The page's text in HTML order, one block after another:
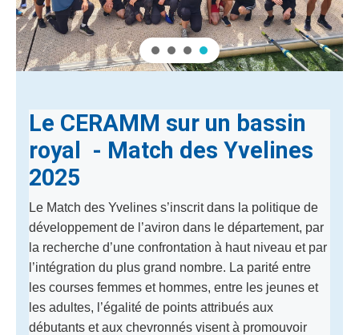
Le CERAMM sur un bassin
royal - Match des Yvelines
2025
Le Match des Yvelines s’inscrit dans la politique de
développement de l’aviron dans le département, par
la recherche d’une confrontation à haut niveau et par
l’intégration du plus grand nombre. La parité entre
les courses femmes et hommes, entre les jeunes et
les adultes, l’égalité de points attribués aux
débutants et aux chevronnés visent à promouvoir